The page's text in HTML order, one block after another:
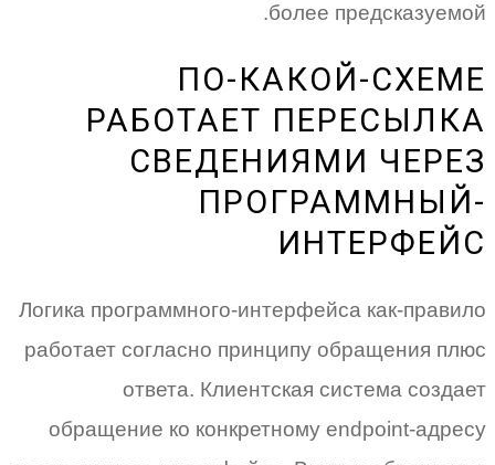
более предсказуемой.
ПО-КАКОЙ-СХЕМЕ
РАБОТАЕТ ПЕРЕСЫЛКА
СВЕДЕНИЯМИ ЧЕРЕЗ
ПРОГРАММНЫЙ-
ИНТЕРФЕЙС
Логика программного-интерфейса как-правило
работает согласно принципу обращения плюс
ответа. Клиентская система создает
обращение ко конкретному endpoint-адресу